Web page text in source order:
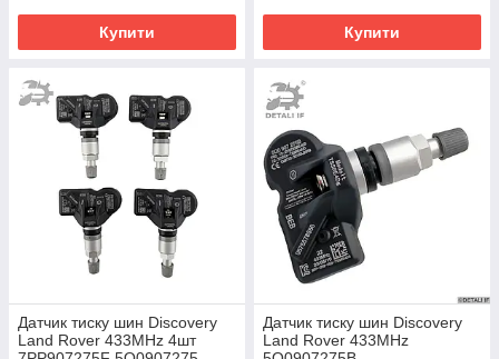
Купити Купити
Датчик тиску шин Discovery
Land Rover 433MHz 4шт
Датчик тиску шин Discovery
Land Rover 433MHz